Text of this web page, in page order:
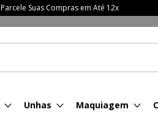
Parcele Suas Compras em Até 12x
Unhas Maquiagem